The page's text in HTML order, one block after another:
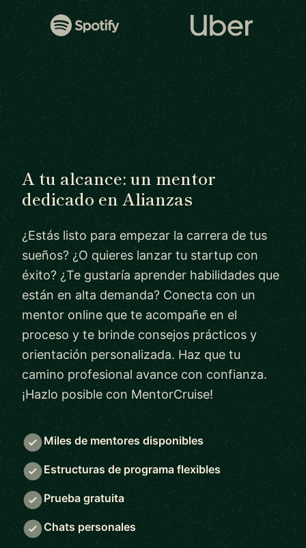
A tu alcance: un mentor
dedicado en Alianzas
¿Estás listo para empezar la carrera de tus
sueños? ¿O quieres lanzar tu startup con
éxito? ¿Te gustaría aprender habilidades que
están en alta demanda? Conecta con un
mentor online que te acompañe en el
proceso y te brinde consejos prácticos y
orientación personalizada. Haz que tu
camino profesional avance con confianza.
¡Hazlo posible con MentorCruise!
Miles de mentores disponibles
Estructuras de programa flexibles
Prueba gratuita
Chats personales